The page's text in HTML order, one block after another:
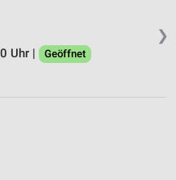
❯
Uhr |
Geöffnet